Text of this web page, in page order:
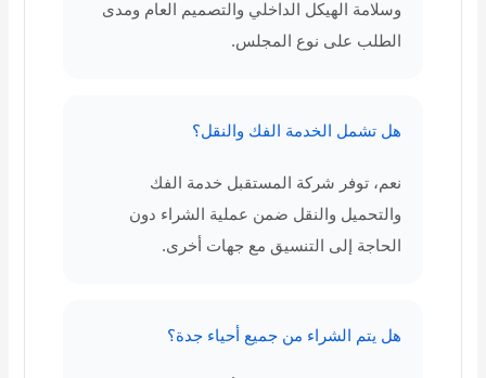
وسلامة الهيكل الداخلي والتصميم العام ومدى
الطلب على نوع المجلس.
هل تشمل الخدمة الفك والنقل؟
نعم، توفر شركة المستقبل خدمة الفك
والتحميل والنقل ضمن عملية الشراء دون
الحاجة إلى التنسيق مع جهات أخرى.
هل يتم الشراء من جميع أحياء جدة؟